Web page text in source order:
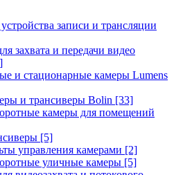
записи и трансляции
захвата и передачи видео
и стационарные камеры Lumens
и трансиверы Bolin [33]
камеры для помещений
[5]
управления камерами [2]
уличные камеры [5]